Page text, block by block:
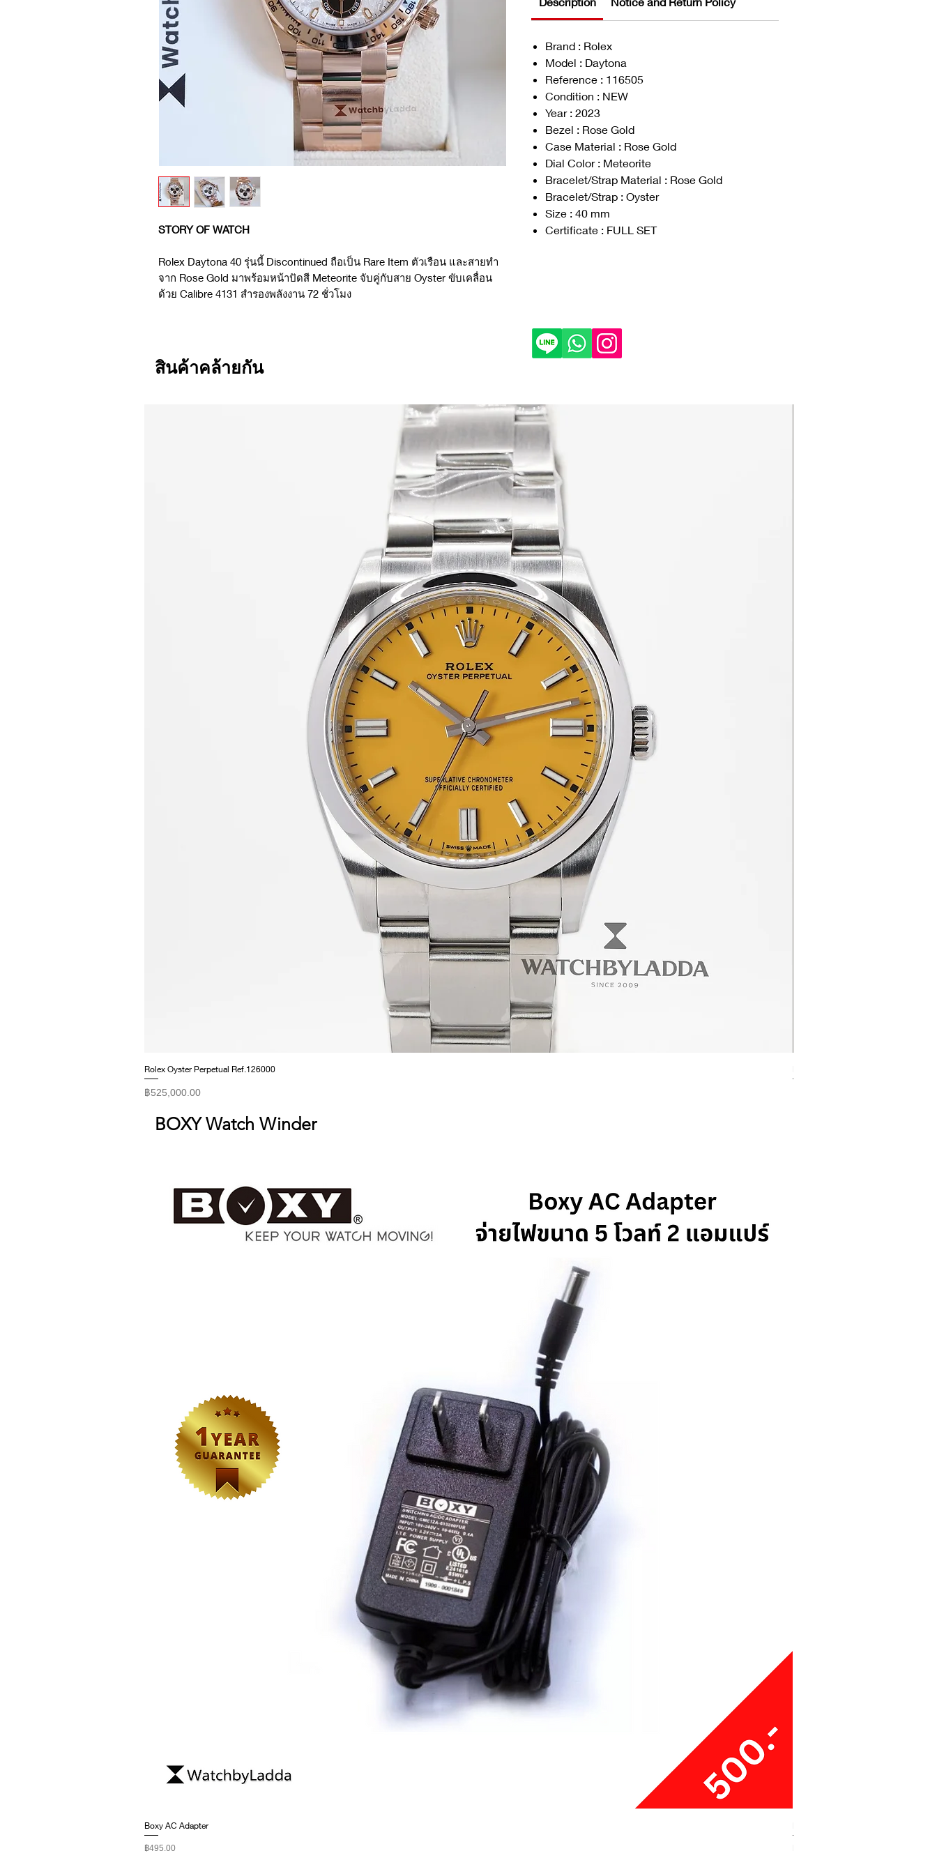
STORY OF WATCH
Rolex Daytona 40 รุ่นนี้ Discontinued ถือเป็น Rare Item ตัวเรือน และสายทำ
จาก Rose Gold มาพร้อมหน้าปัดสี Meteorite จับคู่กับสาย Oyster ขับเคลื่อน
ด้วย Calibre 4131 สำรองพลังงาน 72 ชั่วโมง
Brand : Rolex
Model : Daytona
Reference : 116505
Condition : NEW
Year : 2023
Bezel : Rose Gold
Case Material : Rose Gold
Dial Color : Meteorite
Bracelet/Strap Material : Rose Gold
Bracelet/Strap : Oyster
Size : 40 mm
Certificate : FULL SET
สินค้าคล้ายกัน
Rolex Oyster Perpetual Ref.126000
ราคา
฿525,000.00
BOXY Watch Winder
Boxy AC Adapter
ราคา
฿495.00